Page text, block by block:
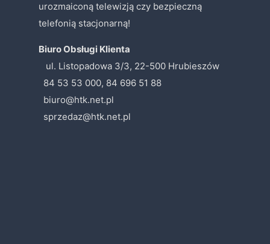
urozmaiconą telewizją czy bezpieczną
telefonią stacjonarną!
Biuro Obsługi Klienta
ul. Listopadowa 3/3, 22-500 Hrubieszów
84 53 53 000, 84 696 51 88
biuro@htk.net.pl
sprzedaz@htk.net.pl